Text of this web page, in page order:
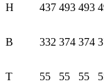
H 437 493 493
В 332 374 374
T 55 55 55